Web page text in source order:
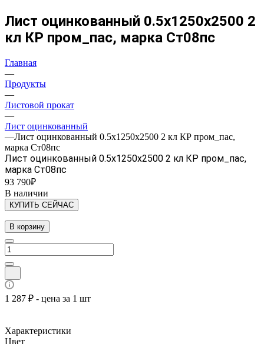
Лист оцинкованный 0.5х1250х2500 2
кл КР пром_пас, марка Ст08пс
Главная
—
Продукты
—
Листовой прокат
—
Лист оцинкованный
—Лист оцинкованный 0.5х1250х2500 2 кл КР пром_пас,
марка Ст08пс
Лист оцинкованный 0.5х1250х2500 2 кл КР пром_пас,
марка Ст08пс
93 790₽
В наличии
КУПИТЬ СЕЙЧАС
В корзину
1 287 ₽ - цена за 1 шт
Характеристики
Цвет